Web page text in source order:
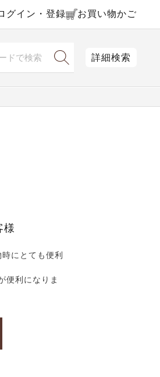
グイン・登録 お買い物かご
詳細検索
様
にとても便利
便利になりま